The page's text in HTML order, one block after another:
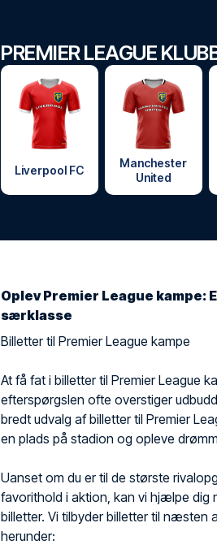
PREMIER LEAGUE
Liverpool FC
Manchester
United
Oplev Premier League kampe:
særklasse
Billetter til Premier League kampe
At få fat i billetter til Premier League
efterspørgslen ofte overstiger
bredt udvalg af billetter til Premier
en plads på stadion og opleve
Uanset om du er til de største
favorithold i aktion, kan vi hjælpe dig
billetter. Vi tilbyder billetter til næsten
herunder: